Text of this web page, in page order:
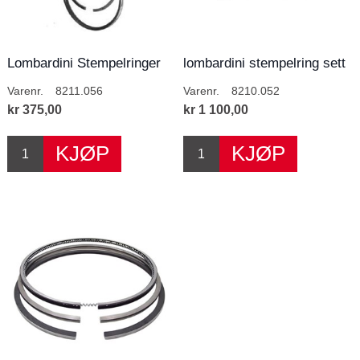
Lombardini Stempelringer
Varenr. 8211.056
kr 375,00
lombardini stempelring sett
Varenr. 8210.052
kr 1 100,00